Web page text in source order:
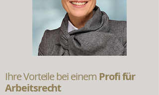
Ihre Vorteile bei einem Profi für
Arbeitsrecht